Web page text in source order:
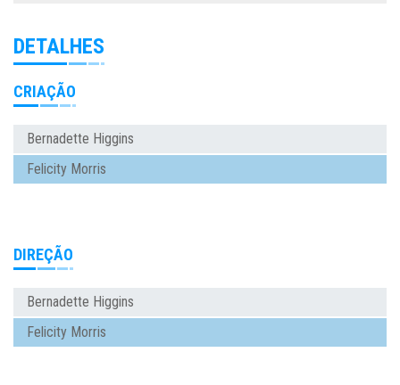
DETALHES
CRIAÇÃO
Bernadette Higgins
Felicity Morris
DIREÇÃO
Bernadette Higgins
Felicity Morris